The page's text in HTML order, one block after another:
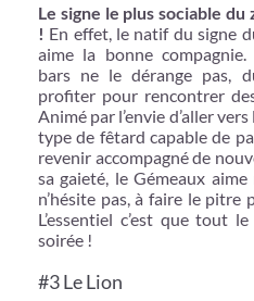
Le signe le plus sociable
! En effet, le natif du signe
aime la bonne compagnie.
bars ne le dérange pas,
profiter pour rencontrer
Animé par l’envie d’aller
type de fêtard capable de
revenir accompagné de
sa gaieté, le Gémeaux
n’hésite pas, à faire le pitre
L’essentiel c’est que tout
soirée !
#3 Le Lion